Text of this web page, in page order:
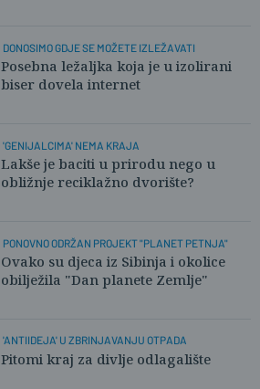
DONOSIMO GDJE SE MOŽETE IZLEŽAVATI
Posebna ležaljka koja je u izolirani
biser dovela internet
'GENIJALCIMA' NEMA KRAJA
Lakše je baciti u prirodu nego u
obližnje reciklažno dvorište?
PONOVNO ODRŽAN PROJEKT "PLANET PETNJA"
Ovako su djeca iz Sibinja i okolice
obilježila "Dan planete Zemlje"
'ANTIIDEJA' U ZBRINJAVANJU OTPADA
Pitomi kraj za divlje odlagalište